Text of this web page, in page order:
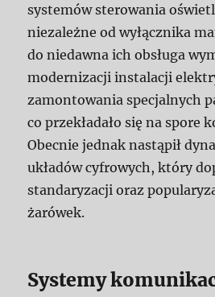
systemów sterowania
niezależne od wyłącznika
do niedawna ich obsługa
modernizacji instalacji
zamontowania specjalnych
co przekładało się na spore
Obecnie jednak nastąpił
układów cyfrowych, który
standaryzacji oraz
żarówek.
Systemy